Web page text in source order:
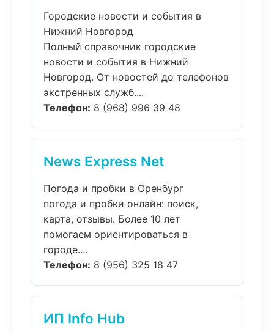
Городские новости и события в
Нижний Новгород
Полный справочник городские
новости и события в Нижний
Новгород. От новостей до телефонов
экстренных служб....
Телефон: 8 (968) 996 39 48
News Express Net
Погода и пробки в Оренбург
погода и пробки онлайн: поиск,
карта, отзывы. Более 10 лет
помогаем ориентироваться в
городе....
Телефон: 8 (956) 325 18 47
ИП Info Hub